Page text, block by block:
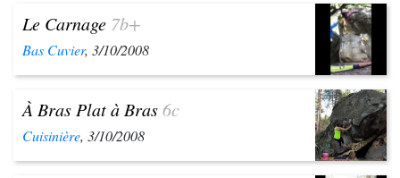
Le Carnage 7b+
Bas Cuvier, 3/10/2008
À Bras Plat à Bras6c
Cuisinière, 3/10/2008